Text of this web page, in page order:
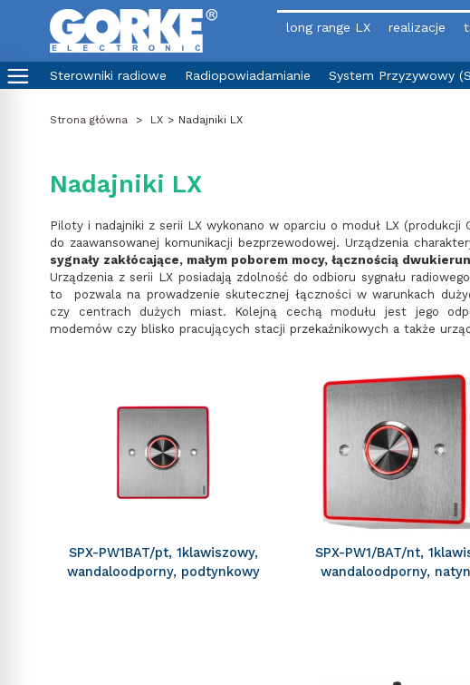
long range LX realizacje
Sterowniki radiowe Radiopowiadamianie System Przyzywowy
Strona główna > LX > Nadajniki LX
Nadajniki LX
Piloty i nadajniki z serii LX wykonano w oparciu o moduł LX
do zaawansowanej komunikacji bezprzewodowej. Urządzenia
sygnały zakłócające, małym poborem mocy, łącznością
Urządzenia z serii LX posiadają zdolność do odbioru sygnału
to pozwala na prowadzenie skutecznej łączności w warunkach
czy centrach dużych miast. Kolejną cechą modułu jest jego
modemów czy blisko pracujących stacji przekaźnikowych a także
SPX-PW1BAT/pt, 1klawiszowy,
wandaloodporny, podtynkowy
SPX-PW1/BAT/nt,
wandaloodporny,